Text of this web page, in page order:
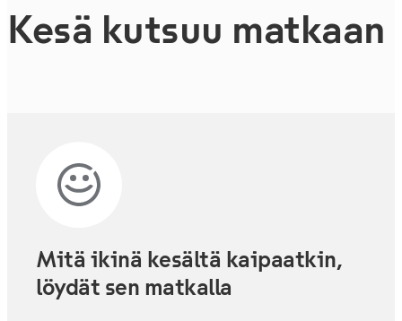
Kesä kutsuu matkaan
Mitä ikinä kesältä kaipaatkin,
löydät sen matkalla